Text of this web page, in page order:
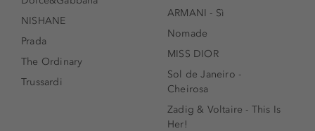
NISHANE
Prada
The Ordinary
Trussardi
ARMANI - Sì
Nomade
MISS DIOR
Sol de Janeiro -
Cheirosa
Zadig & Voltaire - This Is
Her!